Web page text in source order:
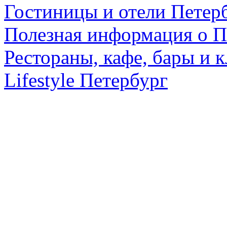
Гостиницы и отели
Полезная информация о
Рестораны, кафе, бары и
Lifestyle Петербург